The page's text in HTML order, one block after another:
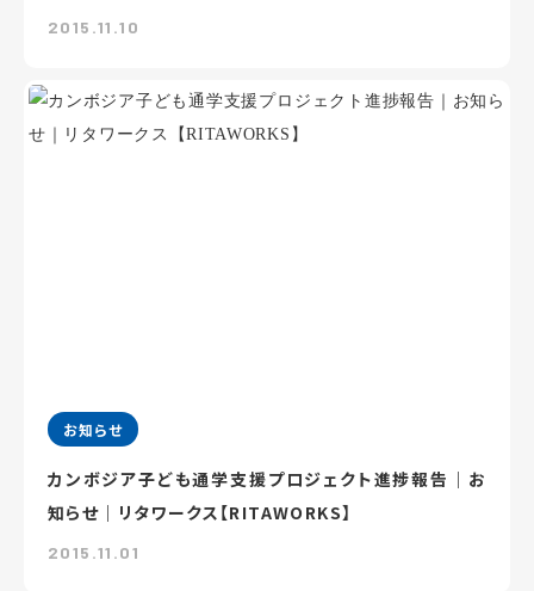
2015.11.10
お知らせ
カンボジア子ども通学支援プロジェクト進捗報告｜お
知らせ｜リタワークス【RITAWORKS】
2015.11.01